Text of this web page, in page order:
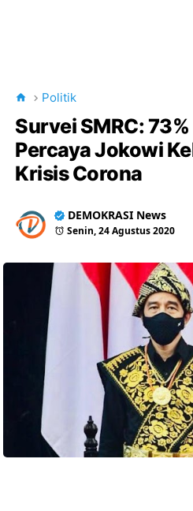
Politik
Survei SMRC:
Percaya Jokowi
Krisis Corona
DEMOKRASI News
Senin, 24 Agustus 2020